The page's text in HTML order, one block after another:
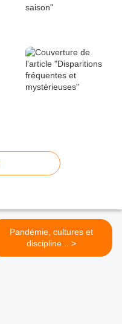
Pandémie, cultures et
discipline... >